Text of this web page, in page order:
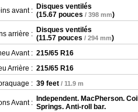
avant : Disques ventilés
(15.67 pouces / 398 mm)
arrière : Disques ventilés
(11.57 pouces / 294 mm)
Avant : 215/65 R16
Arrière : 215/65 R16
: 39 feet / 11.9 m
Avant :
Independent. MacPherson. Coil
Springs. Anti-roll bar.